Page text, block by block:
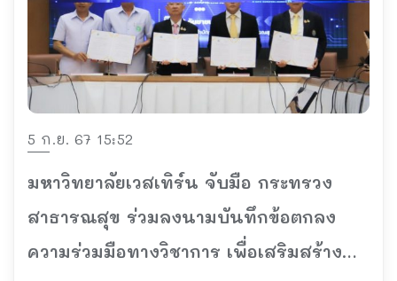
5 ก.ย. 67 15:52
มหาวิทยาลัยเวสเทิร์น จับมือ กระทรวง
สาธารณสุข ร่วมลงนามบันทึกข้อตกลง
ความร่วมมือทางวิชาการ เพื่อเสริมสร้าง